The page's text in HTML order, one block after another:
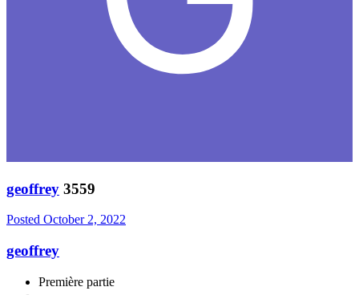
geoffrey 3559
Posted October 2, 2022
geoffrey
Première partie